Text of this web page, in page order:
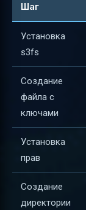
Шаг
Установка
s3fs
Создание
файла с
ключами
Установка
прав
Создание
директории